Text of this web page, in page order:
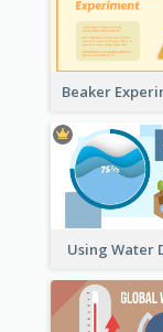
Using Water